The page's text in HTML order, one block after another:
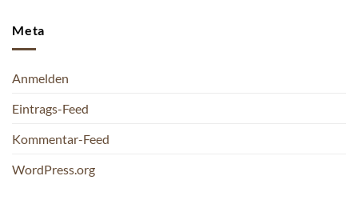
Meta
Anmelden
Eintrags-Feed
Kommentar-Feed
WordPress.org